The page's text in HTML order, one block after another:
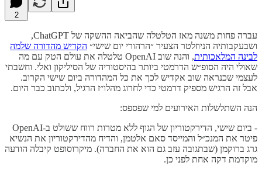
2
עברה פחות משנה מאז הטלטלה שהביאה ההשקה של ChatGPT,
ושבעקבותיה הניוזלטר הצעיר ״הרהורי יום שישי״ הקדיש מהדורה שלמה
לבינה המלאכותית
, והנה שוב OpenAI טלטלה את עולם הטק עם מה
שאולי היה הסופ״ש הדרמטי ביותר בהיסטוריה של הסיליקון ואלי. וחשבתי
לעצמי שכנראה שוב אקדיש לכך את כל המהדורה ביום שישי הקרוב.
אבל זה הרגיש מספיק דרמטי כדי לחרוג מהלו״ז הרגיל, ולכתוב כבר היום.
הנה השתלשלות האירועים למי שפספס:
- ביום שישי, הדירקטוריון של הגוף ללא מטרות רווח ששולט ב-OpenAI
פיטר את המנכ״ל והמייסד סאם אלטמן, והדיח מהדירקטוריון את הנשיא
גרג ברוקמן (שבתגובה עזב גם הוא את החברה). מיקרוסופט קיבלה הודעה
מוקדמת דקה אחת לפני כן.